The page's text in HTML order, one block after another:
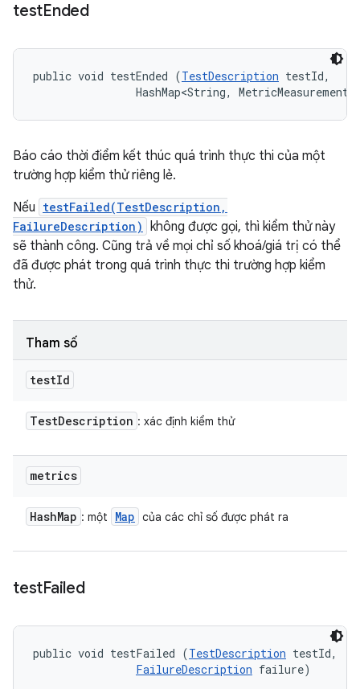
testEnded
public void testEnded (TestDescription testId,
HashMap<String,
Báo cáo thời điểm kết thúc quá trình thực thi của một
trường hợp kiểm thử riêng lẻ.
Nếu testFailed(TestDescription,
FailureDescription) không được gọi, thì kiểm thử này
sẽ thành công. Cũng trả về mọi chỉ số khoá/giá trị có thể
đã được phát trong quá trình thực thi trường hợp kiểm
thử.
Tham số
testId
TestDescription : xác định kiểm thử
metrics
HashMap : một Map của các chỉ số được phát ra
testFailed
public void testFailed (TestDescription testId,
FailureDescription failure)